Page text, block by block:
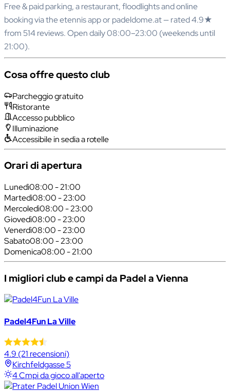
Free & paid parking, a restaurant, floodlights and online
booking via the etennis app or padeldome.at — rated 4.9★
from 514 reviews. Open daily 08:00–23:00 (weekends until
21:00).
Cosa offre questo club
Parcheggio gratuito
Ristorante
Accesso pubblico
Illuminazione
Accessibile in sedia a rotelle
Orari di apertura
Lunedì08:00 - 21:00
Martedì08:00 - 23:00
Mercoledì08:00 - 23:00
Giovedì08:00 - 23:00
Venerdì08:00 - 23:00
Sabato08:00 - 23:00
Domenica08:00 - 21:00
I migliori club e campi da Padel a Vienna
Padel4Fun La Ville
4.9 (21 recensioni)
Kirchfeldgasse 5
4 Cmpi da gioco all'aperto